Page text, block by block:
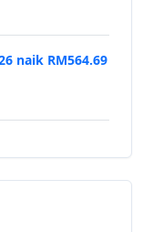
naik RM564.69